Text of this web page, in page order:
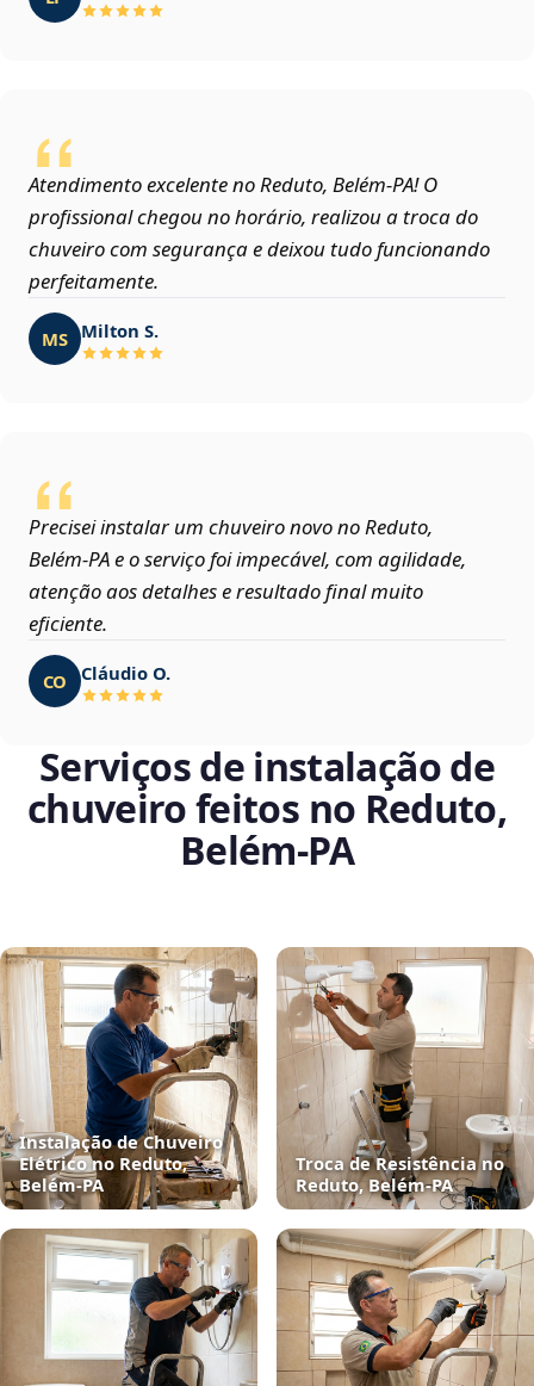
Atendimento excelente no Reduto, Belém‑PA! O
profissional chegou no horário, realizou a troca do
chuveiro com segurança e deixou tudo funcionando
perfeitamente.
MS Milton S.
Precisei instalar um chuveiro novo no Reduto,
Belém‑PA e o serviço foi impecável, com agilidade,
atenção aos detalhes e resultado final muito
eficiente.
CO Cláudio O.
Serviços de instalação de
chuveiro feitos no Reduto,
Belém‑PA
Instalação de Chuveiro
Elétrico no Reduto,
Belém‑PA
Troca de Resistência no
Reduto, Belém‑PA